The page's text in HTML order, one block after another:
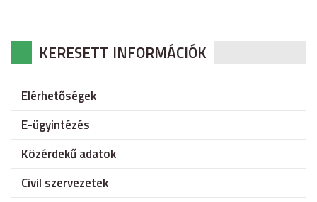
KERESETT INFORMÁCIÓK
Elérhetőségek
E-ügyintézés
Közérdekű adatok
Civil szervezetek